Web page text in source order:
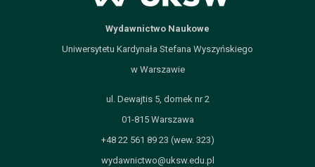
Wydawnictwo Naukowe
Uniwersytetu Kardynała Stefana Wyszyńskiego
w Warszawie
ul. Dewajtis 5, domek nr 2
01-815 Warszawa
+48 22 561 89 23 (wew. 323)
wydawnictwo@uksw.edu.pl